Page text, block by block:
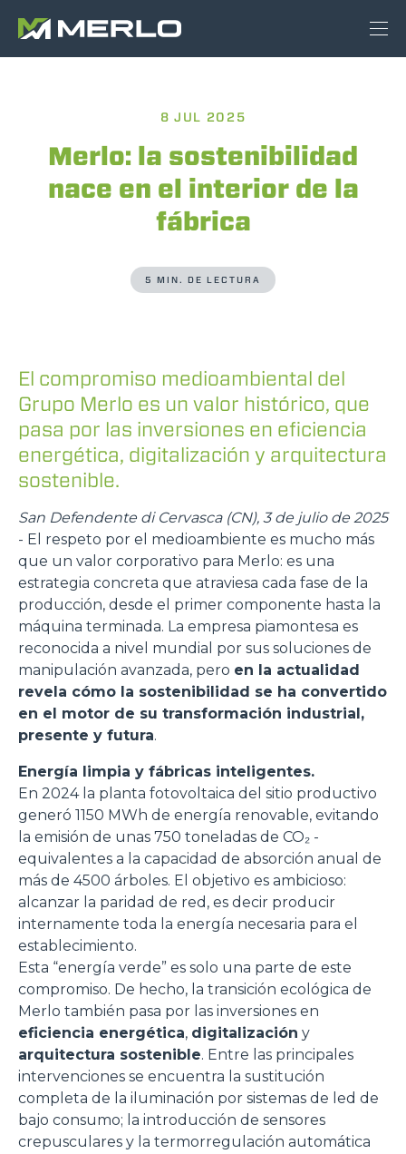
8 JUL 2025
Merlo: la sostenibilidad
nace en el interior de la
fábrica
5 MIN. DE LECTURA
El compromiso medioambiental del
Grupo Merlo es un valor histórico, que
pasa por las inversiones en eficiencia
energética, digitalización y arquitectura
sostenible.
San Defendente di Cervasca (CN), 3 de julio de 2025
- El respeto por el medioambiente es mucho más
que un valor corporativo para Merlo: es una
estrategia concreta que atraviesa cada fase de la
producción, desde el primer componente hasta la
máquina terminada. La empresa piamontesa es
reconocida a nivel mundial por sus soluciones de
manipulación avanzada, pero en la actualidad
revela cómo la sostenibilidad se ha convertido
en el motor de su transformación industrial,
presente y futura.
Energía limpia y fábricas inteligentes.
En 2024 la planta fotovoltaica del sitio productivo
generó 1150 MWh de energía renovable, evitando
la emisión de unas 750 toneladas de CO₂ -
equivalentes a la capacidad de absorción anual de
más de 4500 árboles. El objetivo es ambicioso:
alcanzar la paridad de red, es decir producir
internamente toda la energía necesaria para el
establecimiento.
Esta “energía verde” es solo una parte de este
compromiso. De hecho, la transición ecológica de
Merlo también pasa por las inversiones en
eficiencia energética, digitalización y
arquitectura sostenible. Entre las principales
intervenciones se encuentra la sustitución
completa de la iluminación por sistemas de led de
bajo consumo; la introducción de sensores
crepusculares y la termorregulación automática